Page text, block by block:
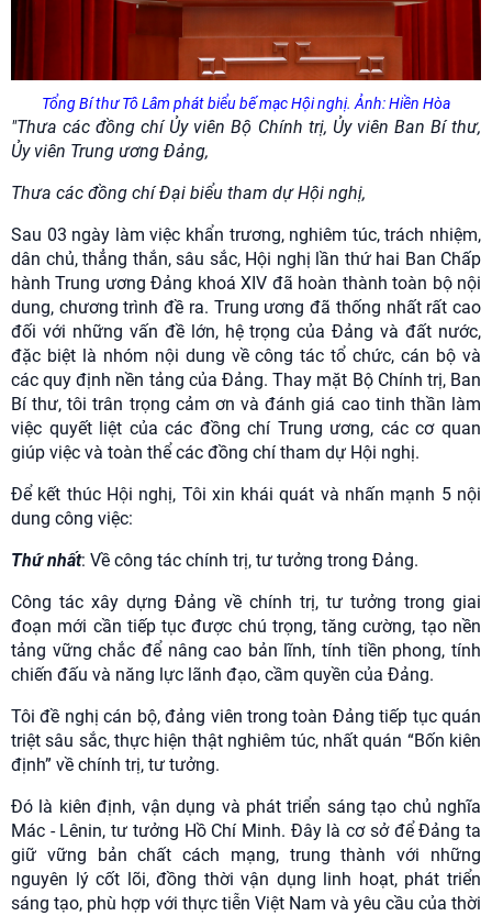
Tổng Bí thư Tô Lâm phát biểu bế mạc Hội nghị. Ảnh: Hiền Hòa
"Thưa các đồng chí Ủy viên Bộ Chính trị, Ủy viên Ban Bí thư,
Ủy viên Trung ương Đảng,
Thưa các đồng chí Đại biểu tham dự Hội nghị,
Sau 03 ngày làm việc khẩn trương, nghiêm túc, trách nhiệm,
dân chủ, thẳng thắn, sâu sắc, Hội nghị lần thứ hai Ban Chấp
hành Trung ương Đảng khoá XIV đã hoàn thành toàn bộ nội
dung, chương trình đề ra. Trung ương đã thống nhất rất cao
đối với những vấn đề lớn, hệ trọng của Đảng và đất nước,
đặc biệt là nhóm nội dung về công tác tổ chức, cán bộ và
các quy định nền tảng của Đảng. Thay mặt Bộ Chính trị, Ban
Bí thư, tôi trân trọng cảm ơn và đánh giá cao tinh thần làm
việc quyết liệt của các đồng chí Trung ương, các cơ quan
giúp việc và toàn thể các đồng chí tham dự Hội nghị.
Để kết thúc Hội nghị, Tôi xin khái quát và nhấn mạnh 5 nội
dung công việc:
Thứ nhất: Về công tác chính trị, tư tưởng trong Đảng.
Công tác xây dựng Đảng về chính trị, tư tưởng trong giai
đoạn mới cần tiếp tục được chú trọng, tăng cường, tạo nền
tảng vững chắc để nâng cao bản lĩnh, tính tiền phong, tính
chiến đấu và năng lực lãnh đạo, cầm quyền của Đảng.
Tôi đề nghị cán bộ, đảng viên trong toàn Đảng tiếp tục quán
triệt sâu sắc, thực hiện thật nghiêm túc, nhất quán “Bốn kiên
định” về chính trị, tư tưởng.
Đó là kiên định, vận dụng và phát triển sáng tạo chủ nghĩa
Mác - Lênin, tư tưởng Hồ Chí Minh. Đây là cơ sở để Đảng ta
giữ vững bản chất cách mạng, trung thành với những
nguyên lý cốt lõi, đồng thời vận dụng linh hoạt, phát triển
sáng tạo, phù hợp với thực tiễn Việt Nam và yêu cầu của thời